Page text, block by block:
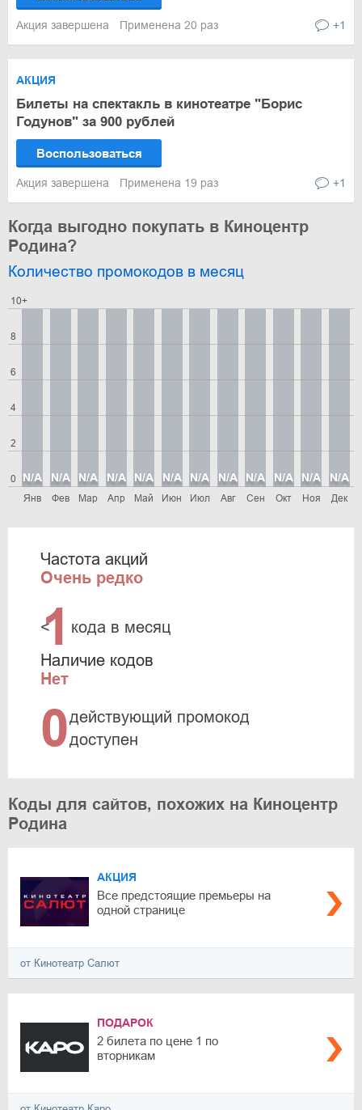
Акция завершена Применена 20 раз +1
АКЦИЯ
Билеты на спектакль в кинотеатре "Борис
Годунов" за 900 рублей
Воспользоваться
Акция завершена Применена 19 раз +1
Когда выгодно покупать в Киноцентр
Родина?
Количество промокодов в месяц
0
2
4
6
8
10+
Янв
N/A
Фев
N/A
Мар
N/A
Апр
N/A
Май
N/A
Июн
N/A
Июл
N/A
Авг
N/A
Сен
N/A
Окт
N/A
Ноя
N/A
Дек
N/A
Частота акций
Очень редко
<
1 кода в месяц
Наличие кодов
Нет
0действующий промокод
доступен
Коды для сайтов, похожих на Киноцентр
Родина
АКЦИЯ
Все предстоящие премьеры на
одной странице
от Кинотеатр Салют
ПОДАРОК
2 билета по цене 1 по
вторникам